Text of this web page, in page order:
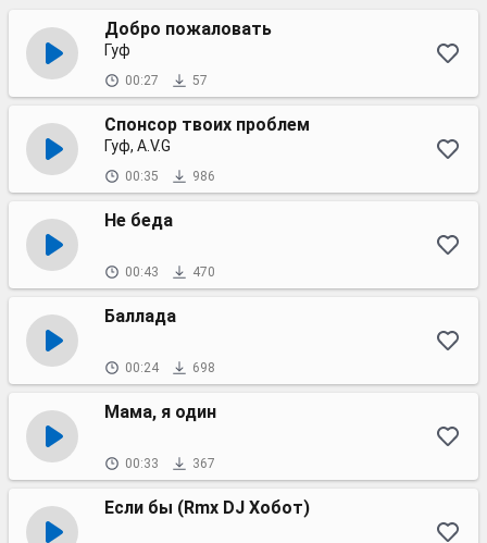
Добро пожаловать
Гуф
00:27 57
Спонсор твоих проблем
Гуф, A.V.G
00:35 986
Не беда
00:43 470
Баллада
00:24 698
Мама, я один
00:33 367
Если бы (Rmx DJ Хобот)